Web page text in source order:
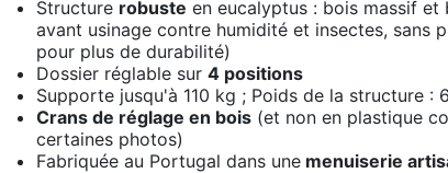
Structure robuste en eucalyptus : bois massif
avant usinage contre humidité et insectes, sans
pour plus de durabilité)
Dossier réglable sur 4 positions
Supporte jusqu'à 110 kg ; Poids de la structure :
Crans de réglage en bois (et non en plastique
certaines photos)
Fabriquée au Portugal dans une menuiserie